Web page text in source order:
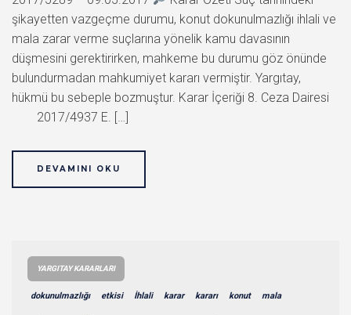
şikayetten vazgeçme durumu, konut dokunulmazlığı ihlali ve
mala zarar verme suçlarına yönelik kamu davasının
düşmesini gerektirirken, mahkeme bu durumu göz önünde
bulundurmadan mahkumiyet kararı vermiştir. Yargıtay,
hükmü bu sebeple bozmuştur. Karar İçeriği 8. Ceza Dairesi
2017/4937 E. […]
DEVAMINI OKU
YARGITAY KARARLARI
dokunulmazlığı etkisi İhlali karar kararı konut mala